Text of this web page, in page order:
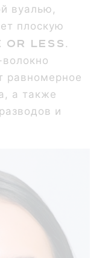
вуалью,
плоскую
or Less .
равномерное
а также
и